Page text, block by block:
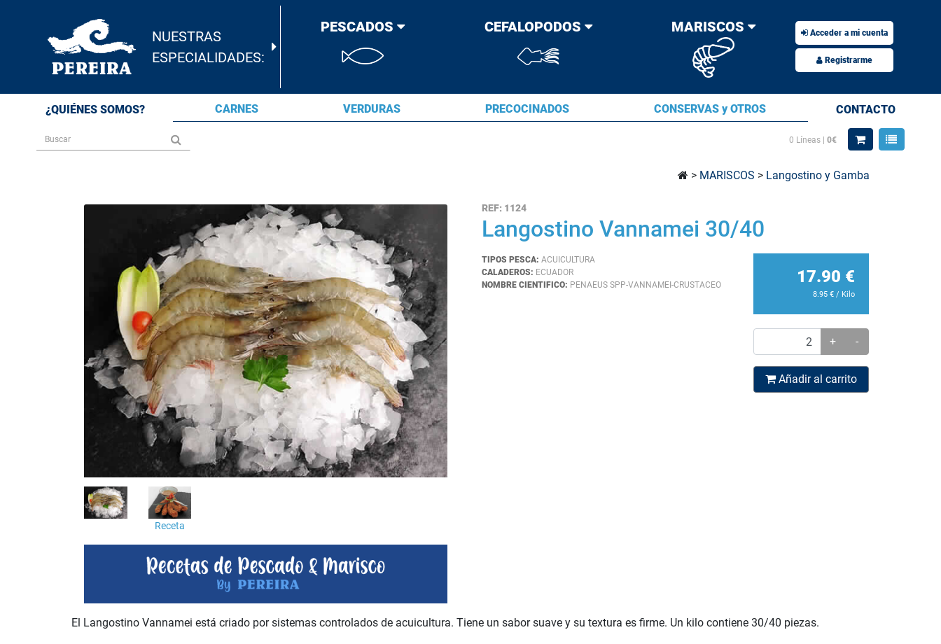
NUESTRAS
ESPECIALIDADES:
PESCADOS CEFALOPODOS MARISCOS Acceder a mi cuenta
Registrarme
¿QUIÉNES SOMOS? CARNES VERDURAS PRECOCINADOS CONSERVAS y OTROS CONTACTO
0 Líneas | 0€
> MARISCOS > Langostino y Gamba
Receta
REF: 1124
Langostino Vannamei 30/40
TIPOS PESCA: ACUICULTURA
CALADEROS: ECUADOR
NOMBRE CIENTIFICO: PENAEUS SPP-VANNAMEI-CRUSTACEO 17.90 €
8.95 € / Kilo
+ -
Añadir al carrito
El Langostino Vannamei está criado por sistemas controlados de acuicultura. Tiene un sabor suave y su textura es firme. Un kilo contiene 30/40 piezas.